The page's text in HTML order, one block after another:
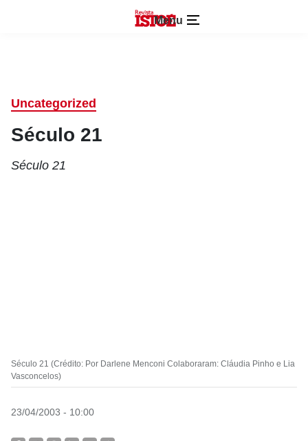
Menu
Uncategorized
Século 21
Século 21
Século 21 (Crédito: Por Darlene Menconi Colaboraram: Cláudia Pinho e Lia
Vasconcelos)
23/04/2003 - 10:00